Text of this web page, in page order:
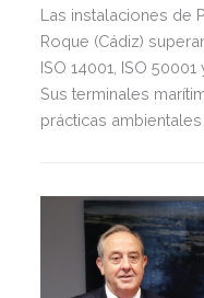
Las instalaciones de
Roque (Cádiz)
ISO 14001, ISO
Sus terminales
prácticas